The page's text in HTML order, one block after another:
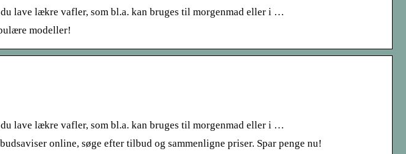
lave lækre vafler, som bl.a. kan bruges til morgenmad eller i …
modeller!
lave lækre vafler, som bl.a. kan bruges til morgenmad eller i …
online, søge efter tilbud og sammenligne priser. Spar penge nu!